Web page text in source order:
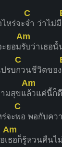
ไหร่จะ
C
จำ ว่าไม่มี
ะยอม
Am
รับว่าเธอนั้
รบ
C
กวนชีวิตของ
มสุขแ
Am
ล้วแค่นี้ก็
ร่จะ
C
พอ พอกับคว
เ
Am
ธอก็รู้หวนคืนไ